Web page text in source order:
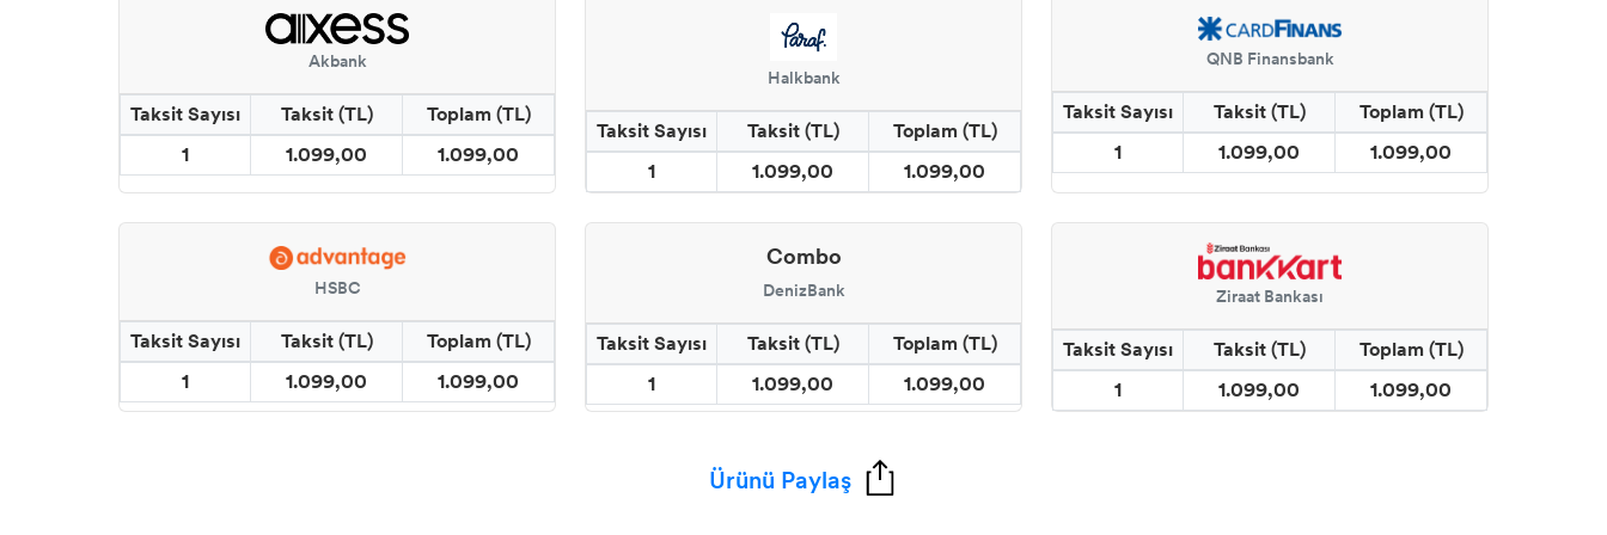
Akbank
Taksit Sayısı Taksit (TL)
Toplam (TL)
1
1.099,00 1.099,00
Halkbank
Taksit Sayısı Taksit (TL)
Toplam (TL)
1
1.099,00 1.099,00
QNB Finansbank
Taksit Sayısı Taksit (TL)
Toplam (TL)
1
1.099,00 1.099,00
HSBC
Taksit Sayısı Taksit (TL)
Toplam (TL)
1
1.099,00 1.099,00
Combo
DenizBank
Taksit Sayısı Taksit (TL)
Toplam (TL)
1
1.099,00 1.099,00
Ziraat Bankası
Taksit Sayısı Taksit (TL)
Toplam (TL)
1
1.099,00 1.099,00
Ürünü Paylaş